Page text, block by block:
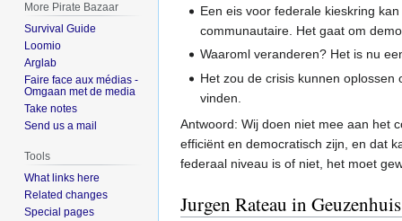
Een eis voor federale kieskring
communautaire. Het gaat om
Waaroml veranderen? Het is nu
Het zou de crisis kunnen
vinden.
Antwoord: Wij doen niet mee aan het
efficiënt en democratisch zijn, en dat
federaal niveau is of niet, het moet
Jurgen Rateau in Geuzenhuis
More Pirate Bazaar
Survival Guide
Loomio
Arglab
Faire face aux médias -
Omgaan met de media
Take notes
Send us a mail
Tools
What links here
Related changes
Special pages